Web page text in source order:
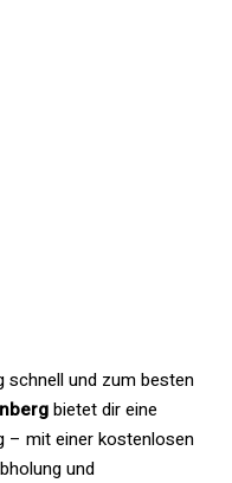
schnell und zum besten
bietet dir eine
– mit einer kostenlosen
und